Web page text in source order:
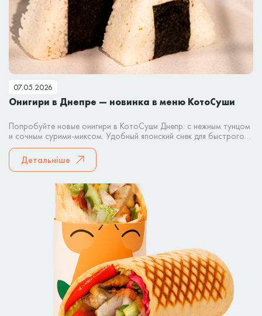
07.05.2026
Онигири в Днепре — новинка в меню КотоСуши
Попробуйте новые онигири в КотоСуши Днепр: с нежным тунцом
и сочным сурими-миксом. Удобный японский снек для быстрого
перекуса или заказа домой.
Детальніше